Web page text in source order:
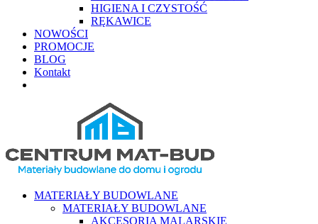
HIGIENA I CZYSTOŚĆ
RĘKAWICE
NOWOŚCI
PROMOCJE
BLOG
Kontakt
MATERIAŁY BUDOWLANE
MATERIAŁY BUDOWLANE
AKCESORIA MALARSKIE